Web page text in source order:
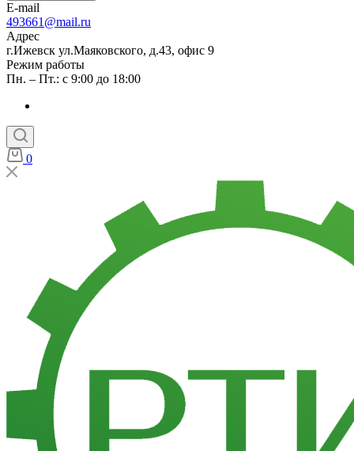
E-mail
493661@mail.ru
Адрес
г.Ижевск ул.Маяковского, д.43, офис 9
Режим работы
Пн. – Пт.: с 9:00 до 18:00
0